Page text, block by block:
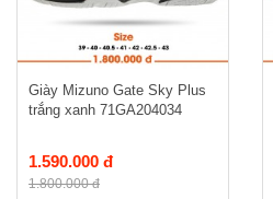
Giày Mizuno Gate Sky Plus
trắng xanh 71GA204034
1.590.000 đ
1.800.000 đ